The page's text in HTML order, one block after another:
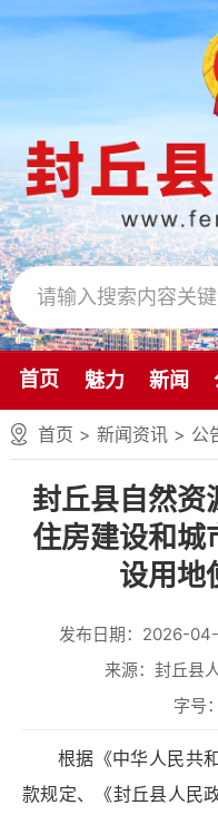
首页 魅力 新闻
首页 > 新闻资讯 > 公
封丘县自然资
住房建设和城
设用地
发布日期：2026-
来源：封丘县
字号：
根据《中华人民共
款规定、《封丘县人民